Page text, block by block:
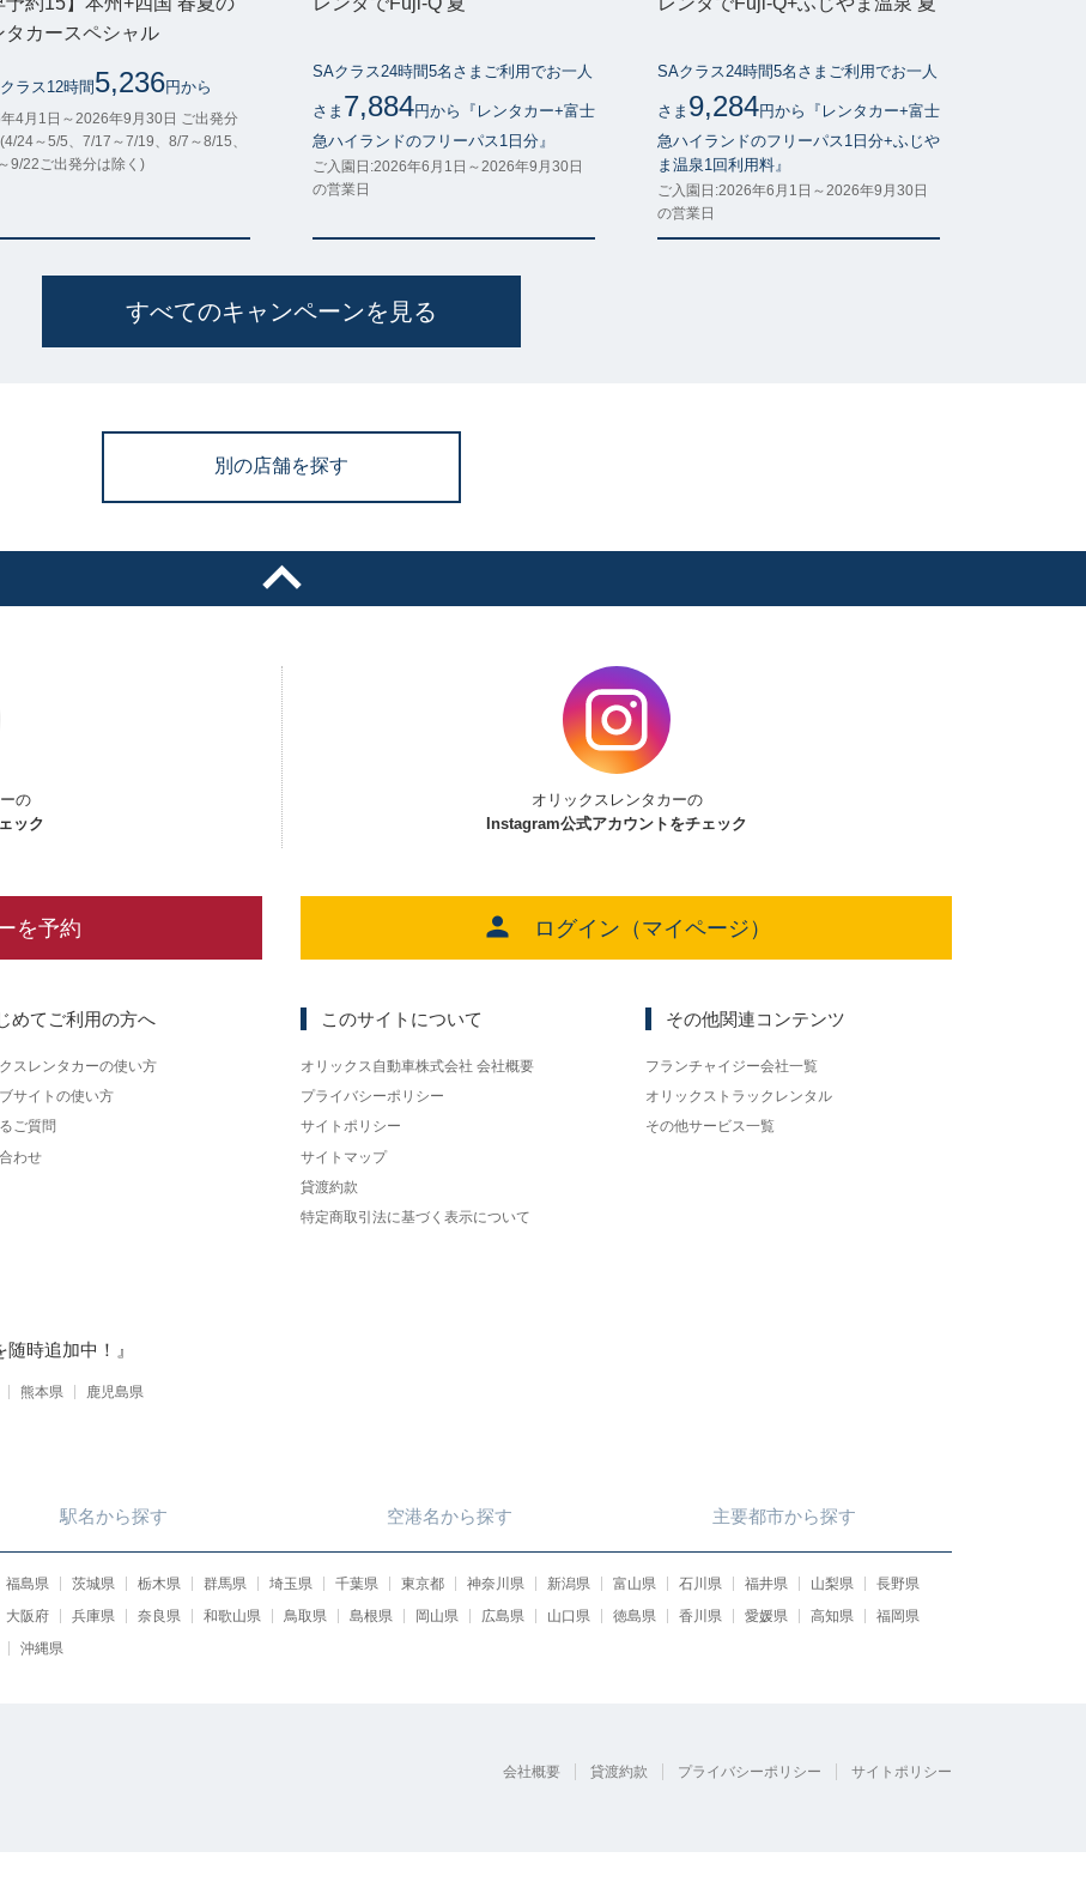
タカースペシャル
ラス12時間5,236円から
4月1日～2026年9月30日 ご出発分
24～5/5、7/17～7/19、8/7～8/15、
9/22ご出発分は除く)
SAクラス24時間5名さまご利用でお一人
さま 7,884円から『レンタカー+富士
急ハイランドのフリーパス1日分』
ご入園日:2026年6月1日～2026年9月30日
の営業日
SAクラス24時間5名さまご利用でお一人
さま 9,284円から『レンタカー+富士
急ハイランドのフリーパス1日分+ふじや
ま温泉1回利用料』
ご入園日:2026年6月1日～2026年9月30日
の営業日
すべてのキャンペーンを見る
別の店舗を探す
の
ック
オリックスレンタカーの
Instagram公式アカウントをチェック
を予約 ログイン（マイページ）
めてご利用の方へ
スレンタカーの使い方
サイトの使い方
ご質問
わせ
このサイトについて
オリックス自動車株式会社 会社概要
プライバシーポリシー
サイトポリシー
サイトマップ
貸渡約款
特定商取引法に基づく表示について
その他関連コンテンツ
フランチャイジー会社一覧
オリックストラックレンタル
その他サービス一覧
随時追加中！』
熊本県 鹿児島県
駅名から探す 空港名から探す 主要都市から探す
福島県 茨城県 栃木県 群馬県 埼玉県 千葉県 東京都 神奈川県 新潟県 富山県 石川県 福井県 山梨県
長野県
大阪府 兵庫県 奈良県 和歌山県 鳥取県 島根県 岡山県 広島県 山口県 徳島県 香川県 愛媛県 高知県
福岡県
沖縄県
会社概要 貸渡約款 プライバシーポリシー サイトポリシー